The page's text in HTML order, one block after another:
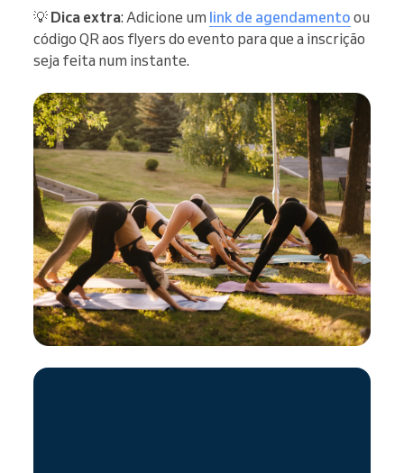
💡 Dica extra: Adicione um link de agendamento ou
código QR aos flyers do evento para que a inscrição
seja feita num instante.